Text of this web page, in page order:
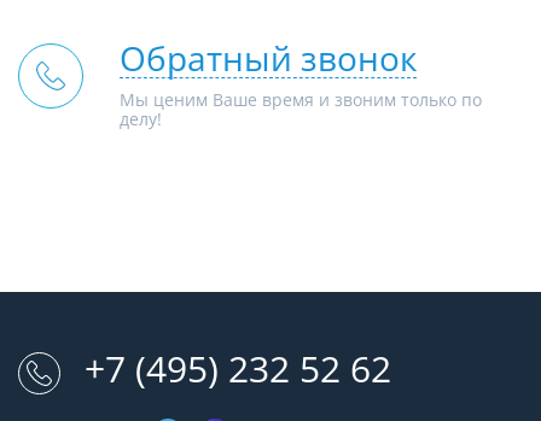
Обратный звонок
Мы ценим Ваше время и звоним только по
делу!
+7 (495) 232 52 62